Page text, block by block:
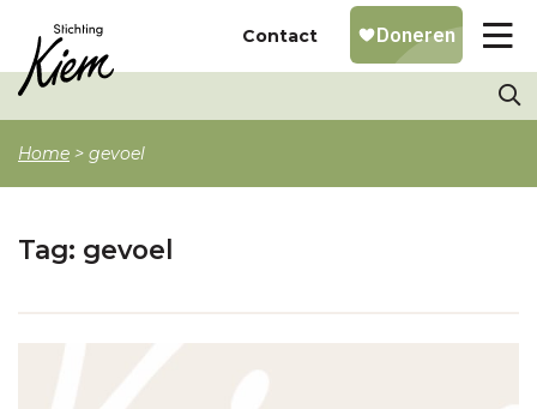
Contact
Home > gevoel
Tag: gevoel